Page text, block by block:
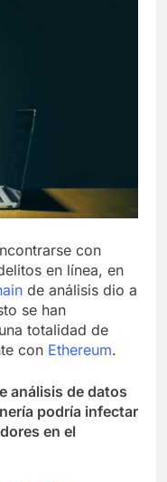
con
en línea, en
de análisis dio a
se han
totalidad de
con Ethereum.
análisis de datos
podría infectar
en el